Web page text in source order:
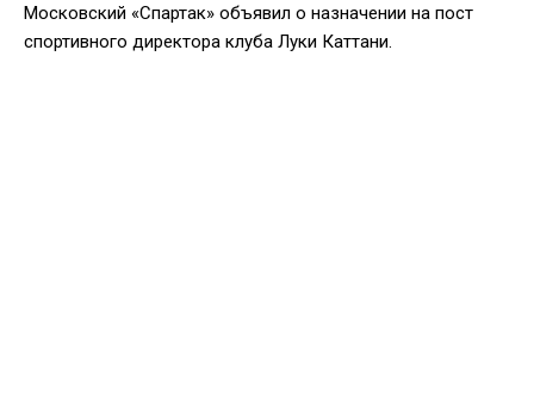
Московский «Спартак» объявил о назначении на пост
спортивного директора клуба Луки Каттани.